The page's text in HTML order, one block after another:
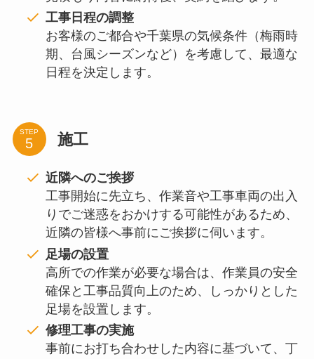
工事日程の調整
お客様のご都合や千葉県の気候条件（梅雨時
期、台風シーズンなど）を考慮して、最適な
日程を決定します。
STEP 施工
近隣へのご挨拶
工事開始に先立ち、作業音や工事車両の出入
りでご迷惑をおかけする可能性があるため、
近隣の皆様へ事前にご挨拶に伺います。
足場の設置
高所での作業が必要な場合は、作業員の安全
確保と工事品質向上のため、しっかりとした
足場を設置します。
修理工事の実施
事前にお打ち合わせした内容に基づいて、丁